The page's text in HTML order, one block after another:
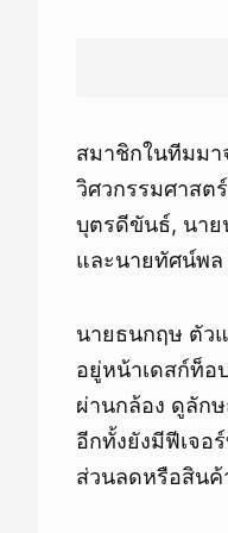
สมาชิกในทีมมา
วิศวกรรมศาสต
บุตรดีขันธ์, นา
และนายทัศน์พล
นายธนกฤษ ตัว
อยู่หน้าเดสก์ท็อ
ผ่านกล้อง ดูลัก
อีกทั้งยังมีฟีเจอ
ส่วนลดหรือสินค้